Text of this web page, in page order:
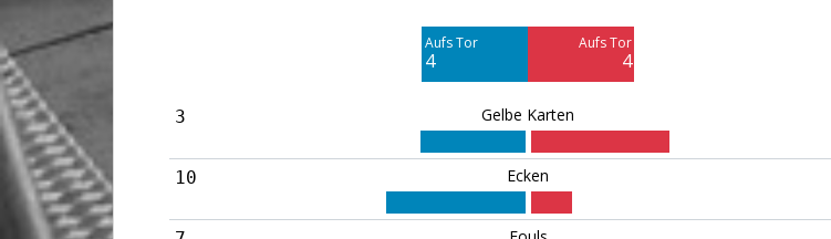
Aufs Tor
4
Aufs Tor
4
3 Gelbe Karten
10 Ecken